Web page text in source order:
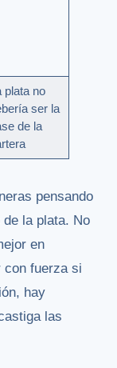
plata no
ser la
de la
pensando
la plata. No
en
con fuerza si
hay
las